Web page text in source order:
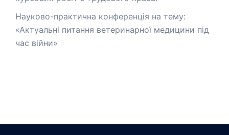
Науково-практична конференція на тему:
«Актуальні питання ветеринарної медицини під
час війни»